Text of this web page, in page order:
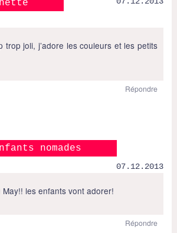
trop joli, j’adore les couleurs et les petits
Répondre
nomades
07.12.2013
les enfants vont adorer!
Répondre